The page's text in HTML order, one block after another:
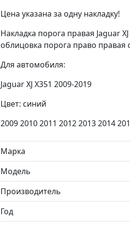
Цена указана за одну накладку!
Накладка порога правая Jaguar
облицовка порога право
Для aвтoмобиля:
Jaguar XJ X351 2009-2019
Цвет: синий
2009 2010 2011 2012 2013 2014
Марка
Модель
Производитель
Год